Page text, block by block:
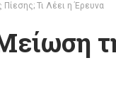
Πίεσης; Τι Λέει η Έρευνα